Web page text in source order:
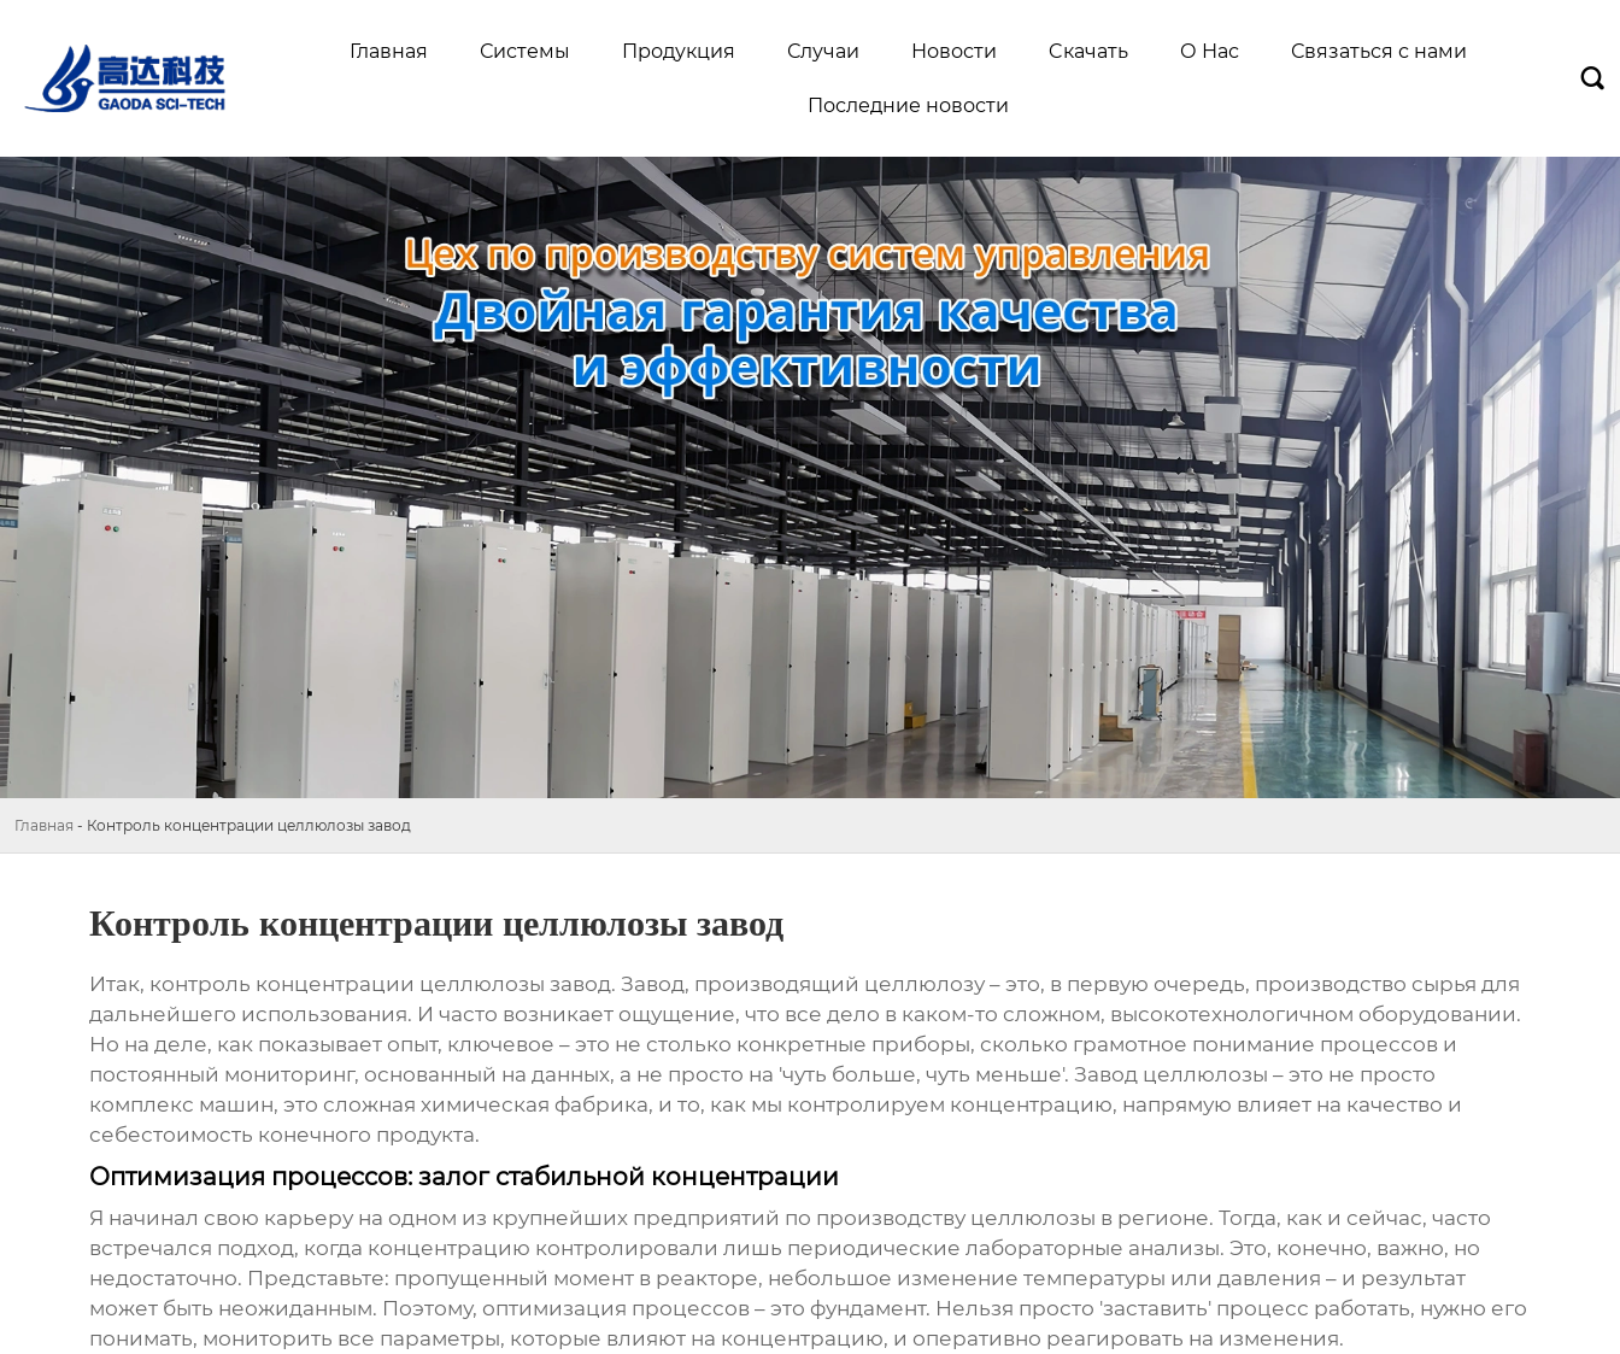
Главная Системы Продукция Случаи Новости Cкачать О Нас Связаться с нами
Последние новости

Главная - Контроль концентрации целлюлозы завод
Контроль концентрации целлюлозы завод
Итак, контроль концентрации целлюлозы завод. Завод, производящий целлюлозу – это, в первую очередь, производство сырья для
дальнейшего использования. И часто возникает ощущение, что все дело в каком-то сложном, высокотехнологичном оборудовании.
Но на деле, как показывает опыт, ключевое – это не столько конкретные приборы, сколько грамотное понимание процессов и
постоянный мониторинг, основанный на данных, а не просто на 'чуть больше, чуть меньше'. Завод целлюлозы – это не просто
комплекс машин, это сложная химическая фабрика, и то, как мы контролируем концентрацию, напрямую влияет на качество и
себестоимость конечного продукта.
Оптимизация процессов: залог стабильной концентрации
Я начинал свою карьеру на одном из крупнейших предприятий по производству целлюлозы в регионе. Тогда, как и сейчас, часто
встречался подход, когда концентрацию контролировали лишь периодические лабораторные анализы. Это, конечно, важно, но
недостаточно. Представьте: пропущенный момент в реакторе, небольшое изменение температуры или давления – и результат
может быть неожиданным. Поэтому, оптимизация процессов – это фундамент. Нельзя просто 'заставить' процесс работать, нужно его
понимать, мониторить все параметры, которые влияют на концентрацию, и оперативно реагировать на изменения.